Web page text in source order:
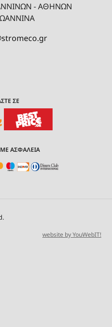
- ΑΘΗΝΩΝ
ΣΕ
ΑΣΦΑΛΕΙΑ
website by YouWebIT!